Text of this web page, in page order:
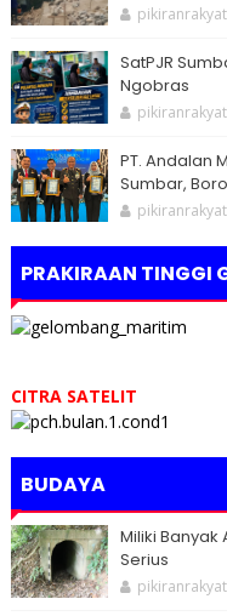
SatPJR
Ngobras
PT. Andalan
Sumbar,
PRAKIRAAN TINGGI
CITRA SATELIT
BUDAYA
Miliki Banyak
Serius